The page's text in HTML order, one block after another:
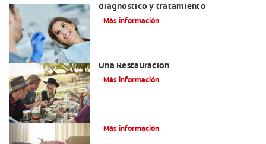
diagnóstico y tratamiento
Más información
Una Restauración
Más información
Más información